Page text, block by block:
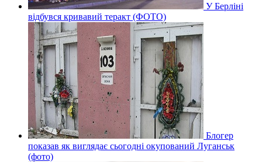
У Берліні
відбувся кривавий теракт (ФОТО)
Блогер
показав як виглядає сьогодні окупований Луганськ
(фото)